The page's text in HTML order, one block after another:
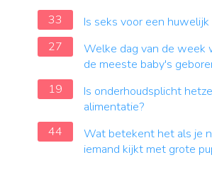
33
Is seks voor een huwelijk
27
Welke dag van de week
de meeste baby's
19
Is onderhoudsplicht
alimentatie?
44
Wat betekent het als je
iemand kijkt met grote